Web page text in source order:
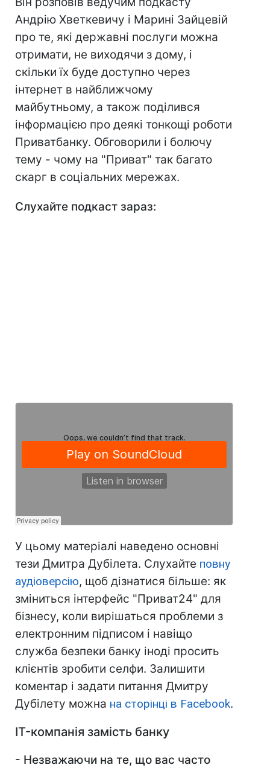
Андрію Хветкевичу і Марині Зайцевій
про те, які державні послуги можна
отримати, не виходячи з дому, і
скільки їх буде доступно через
інтернет в найближчому
майбутньому, а також поділився
інформацією про деякі тонкощі роботи
Приватбанку. Обговорили і болючу
тему - чому на "Приват" так багато
скарг в соціальних мережах.
Слухайте подкаст зараз:
У цьому матеріалі наведено основні
тези Дмитра Дубілета. Слухайте повну
аудіоверсію, щоб дізнатися більше: як
зміниться інтерфейс "Приват24" для
бізнесу, коли вирішаться проблеми з
електронним підписом і навіщо
служба безпеки банку іноді просить
клієнтів зробити селфи. Залишити
коментар і задати питання Дмитру
Дубілету можна на сторінці в Facebook.
IT-компанія замість банку
- Незважаючи на те, що вас часто